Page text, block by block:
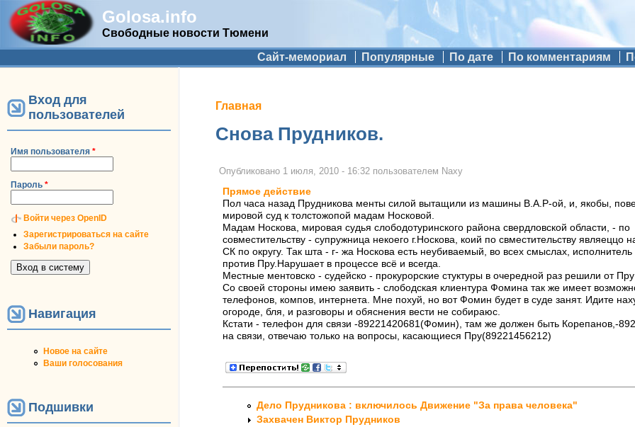
Golosa.info
Свободные новости Тюмени
Дополнительное меню Сайт-мемориал Популярные По дате По комментариям
Вход для
пользователей
Имя пользователя *
Пароль *
Войти через OpenID
Зарегистрироваться на сайте
Забыли пароль?
Навигация
Новое на сайте
Ваши голосования
Подшивки
Вы здесь
Главная
Снова Прудников.
Опубликовано 1 июля, 2010 - 16:32 пользователем Naxy
Прямое действие
Пол часа назад Прудникова менты силой вытащили из машины В.А.Р-ой, и, якобы,
мировой суд к толстожопой мадам Носковой.
Мадам Носкова, мировая судья слободотуринского района свердловской области, - по
совместительству - супружница некоего г.Носкова, коий по свместительству являеццо
СК по округу. Так шта - г- жа Носкова есть неубиваемый, во всех смыслах,
против Пру.Нарушает в процессе всё и всегда.
Местные ментовско - судейско - прокурорские стуктуры в очередной раз решили от Пру
Со своей стороны имею заявить - слободская клиентура Фомина так же имеет
телефонов, компов, интернета. Мне похуй, но вот Фомин будет в суде занят. Идите
огороде, бля, и разговоры и обяснения вести не собираюс.
Кстати - телефон для связи -89221420681(Фомин), там же должен быть Корепанов,-
на связи, отвечаю только на вопросы, касающиеся Пру(89221456212)
Дело Прудникова : включилось Движение "За права человека"
Захвачен Виктор Прудников